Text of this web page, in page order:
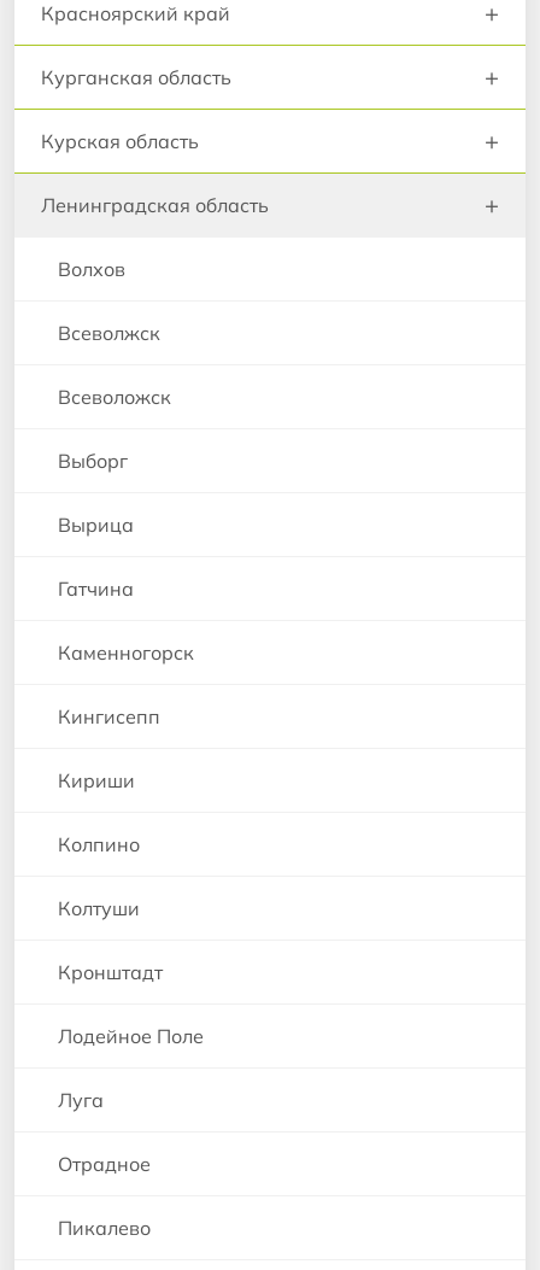
Красноярский край +
Курганская область +
Курская область +
Ленинградская область +
Волхов
Всеволжск
Всеволожск
Выборг
Вырица
Гатчина
Каменногорск
Кингисепп
Кириши
Колпино
Колтуши
Кронштадт
Лодейное Поле
Луга
Отрадное
Пикалево